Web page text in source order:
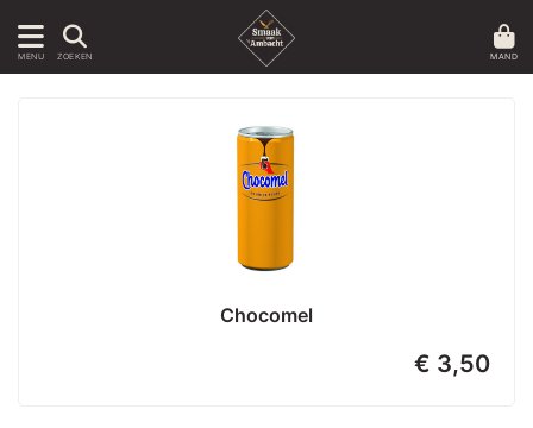
MENU ZOEKEN MAND
Chocomel
€ 3,50